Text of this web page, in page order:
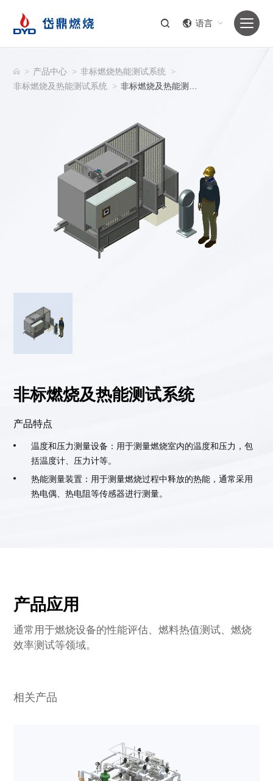
语言
> 产品中心 > 非标燃烧热能测试系统
>
非标燃烧及热能测试系统
>
非标燃烧及热能测试系统
产品特点
温度和压力测量设备：用于测量燃烧室内的温度和压力，包
括温度计、压力计等。
热能测量装置：用于测量燃烧过程中释放的热能，通常采用
热电偶、热电阻等传感器进行测量。
产品应用
通常用于燃烧设备的性能评估、燃料热值测试、燃烧
效率测试等领域。
相关产品